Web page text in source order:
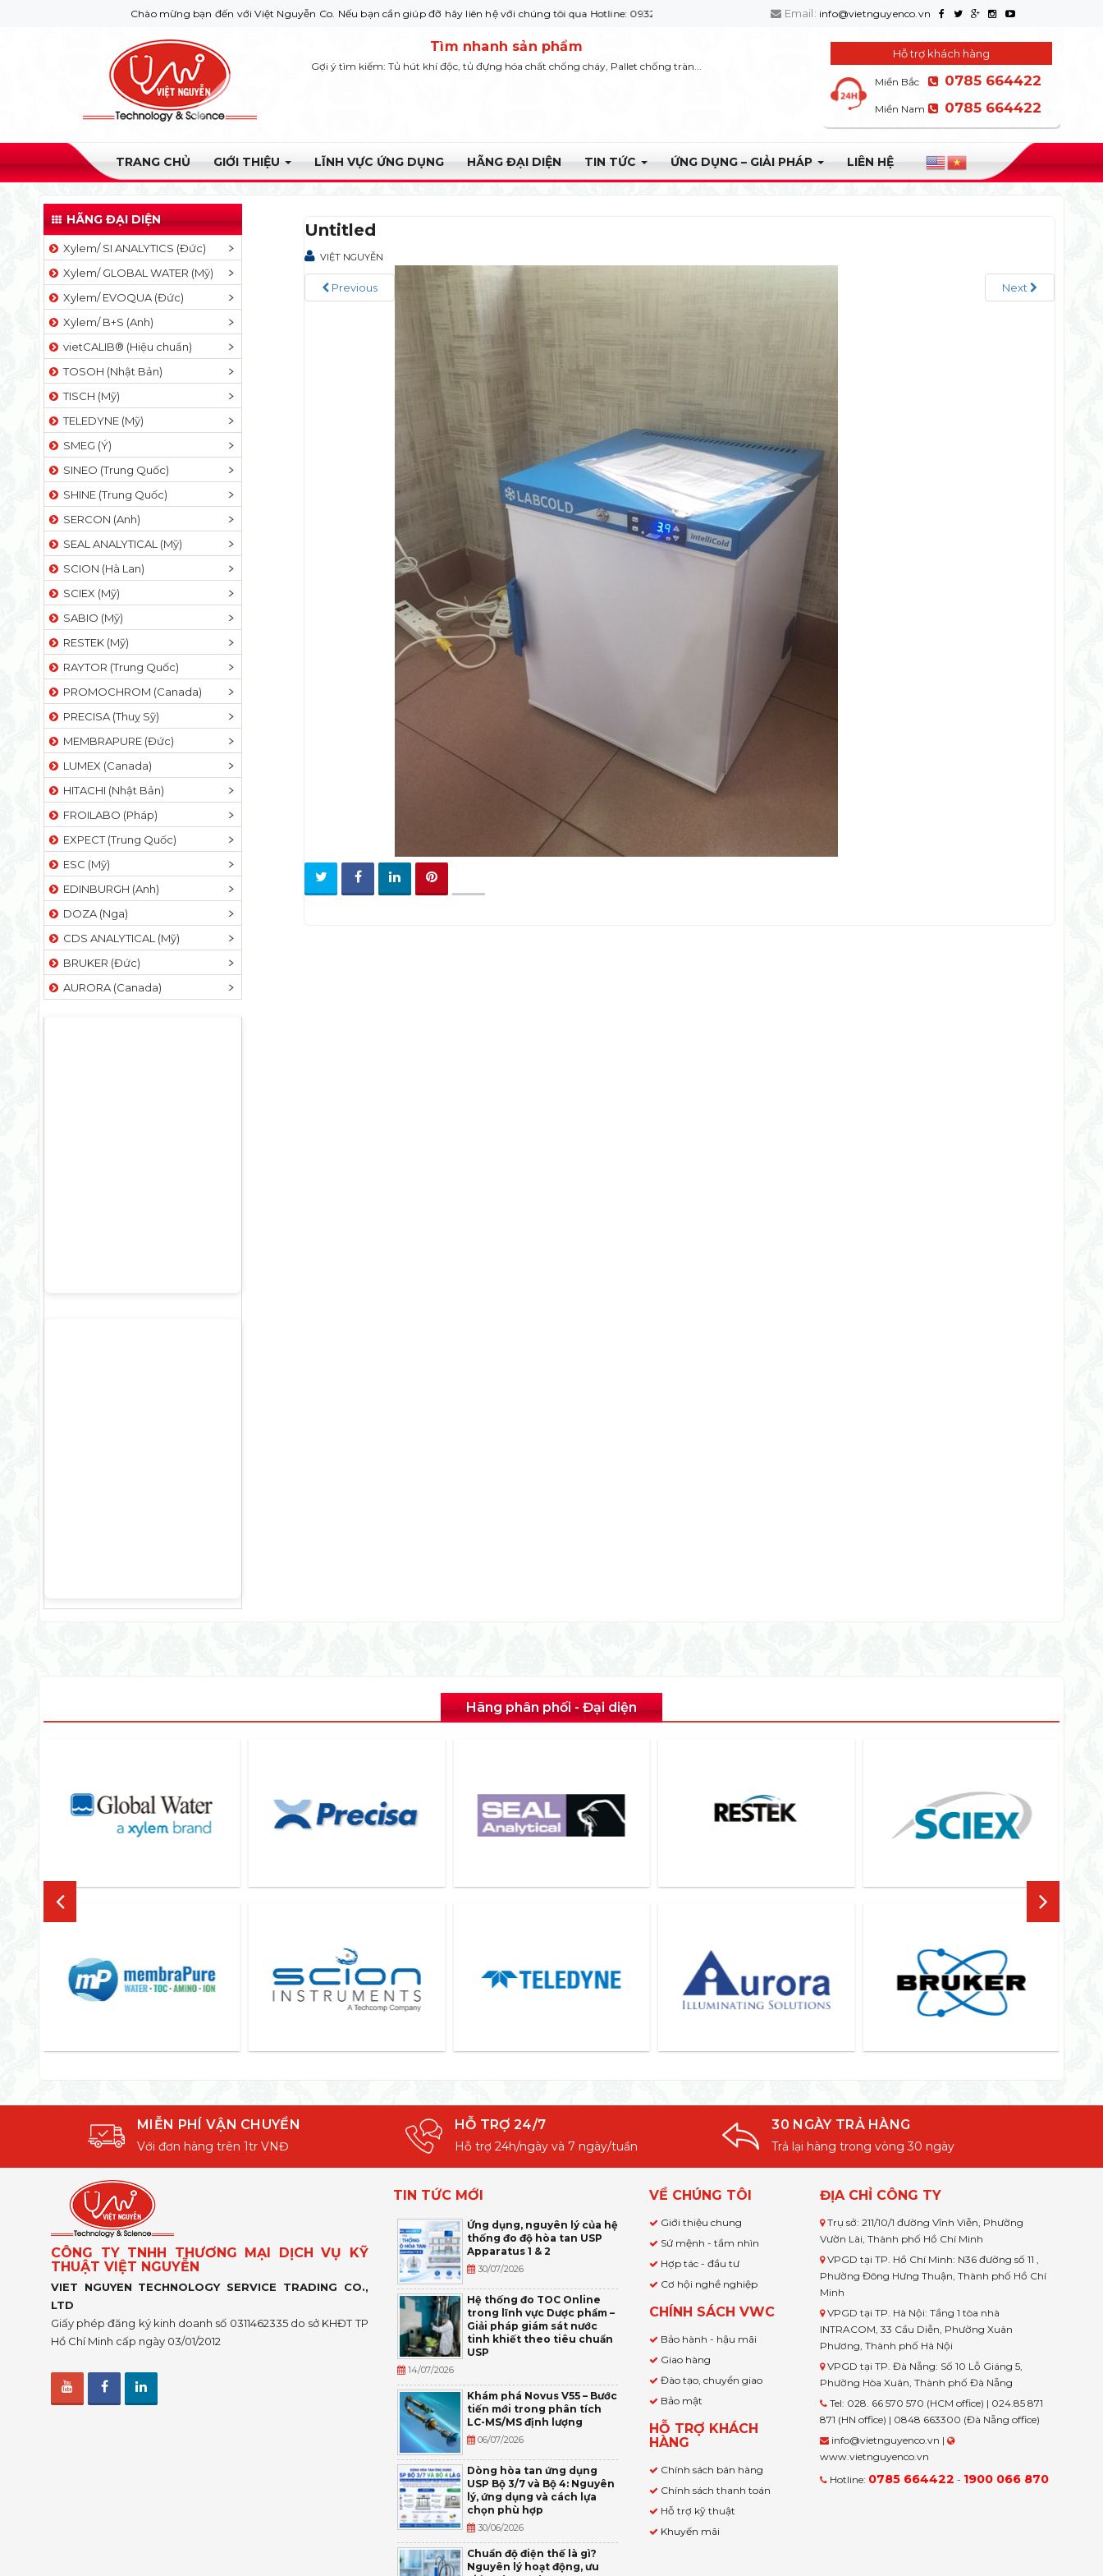
Chào mừng bạn đến với Việt Nguyễn Co. Nếu bạn cần giúp đỡ hãy liên hệ với chúng tôi qua Hotline: 0932 664422 Email: info@vietnguyenco.vn
Tìm nhanh sản phẩm
Gợi ý tìm kiếm: Tủ hút khí độc, tủ đựng hóa chất chống cháy, Pallet chống tràn...
Hỗ trợ khách hàng
Miền Bắc 0785 664422
Miền Nam 0785 664422
TRANG CHỦ GIỚI THIỆU LĨNH VỰC ỨNG DỤNG HÃNG ĐẠI DIỆN TIN TỨC ỨNG DỤNG – GIẢI PHÁP LIÊN HỆ
Untitled
VIỆT NGUYỄN
Previous Next
HÃNG ĐẠI DIỆN
Xylem/ SI ANALYTICS (Đức)
Xylem/ GLOBAL WATER (Mỹ)
Xylem/ EVOQUA (Đức)
Xylem/ B+S (Anh)
vietCALIB® (Hiệu chuẩn)
TOSOH (Nhật Bản)
TISCH (Mỹ)
TELEDYNE (Mỹ)
SMEG (Ý)
SINEO (Trung Quốc)
SHINE (Trung Quốc)
SERCON (Anh)
SEAL ANALYTICAL (Mỹ)
SCION (Hà Lan)
SCIEX (Mỹ)
SABIO (Mỹ)
RESTEK (Mỹ)
RAYTOR (Trung Quốc)
PROMOCHROM (Canada)
PRECISA (Thuỵ Sỹ)
MEMBRAPURE (Đức)
LUMEX (Canada)
HITACHI (Nhật Bản)
FROILABO (Pháp)
EXPECT (Trung Quốc)
ESC (Mỹ)
EDINBURGH (Anh)
DOZA (Nga)
CDS ANALYTICAL (Mỹ)
BRUKER (Đức)
AURORA (Canada)
Hãng phân phối - Đại diện
MIỄN PHÍ VẬN CHUYỂN
Với đơn hàng trên 1tr VNĐ
HỖ TRỢ 24/7
Hỗ trợ 24h/ngày và 7 ngày/tuần
30 NGÀY TRẢ HÀNG
Trả lại hàng trong vòng 30 ngày
CÔNG TY TNHH THƯƠNG MẠI DỊCH VỤ KỸ
THUẬT VIỆT NGUYỄN
VIET NGUYEN TECHNOLOGY SERVICE TRADING CO.,
LTD
Giấy phép đăng ký kinh doanh số 0311462335 do sở KHĐT TP
Hồ Chí Minh cấp ngày 03/01/2012
TIN TỨC MỚI
Ứng dụng, nguyên lý của hệ
thống đo độ hòa tan USP
Apparatus 1 & 2
30/07/2026
Hệ thống đo TOC Online
trong lĩnh vực Dược phẩm –
Giải pháp giám sát nước
tinh khiết theo tiêu chuẩn
USP
14/07/2026
Khám phá Novus V55 – Bước
tiến mới trong phân tích
LC-MS/MS định lượng
06/07/2026
Dòng hòa tan ứng dụng
USP Bộ 3/7 và Bộ 4: Nguyên
lý, ứng dụng và cách lựa
chọn phù hợp
30/06/2026
Chuẩn độ điện thế là gì?
Nguyên lý hoạt động, ưu
VỀ CHÚNG TÔI
Giới thiệu chung
Sứ mệnh - tầm nhìn
Hợp tác - đầu tư
Cơ hội nghề nghiệp
CHÍNH SÁCH VWC
Bảo hành - hậu mãi
Giao hàng
Đào tạo, chuyển giao
Bảo mật
HỖ TRỢ KHÁCH
HÀNG
Chính sách bán hàng
Chính sách thanh toán
Hỗ trợ kỹ thuật
Khuyến mãi
ĐỊA CHỈ CÔNG TY
Trụ sở: 211/10/1 đường Vĩnh Viễn, Phường
Vườn Lài, Thành phố Hồ Chí Minh
VPGD tại TP. Hồ Chí Minh: N36 đường số 11 ,
Phường Đông Hưng Thuận, Thành phố Hồ Chí
Minh
VPGD tại TP. Hà Nội: Tầng 1 tòa nhà
INTRACOM, 33 Cầu Diễn, Phường Xuân
Phương, Thành phố Hà Nội
VPGD tại TP. Đà Nẵng: Số 10 Lỗ Giáng 5,
Phường Hòa Xuân, Thành phố Đà Nẵng
Tel: 028. 66 570 570 (HCM office) | 024.85 871
871 (HN office) | 0848 663300 (Đà Nẵng office)
info@vietnguyenco.vn |
www.vietnguyenco.vn
Hotline: 0785 664422 - 1900 066 870